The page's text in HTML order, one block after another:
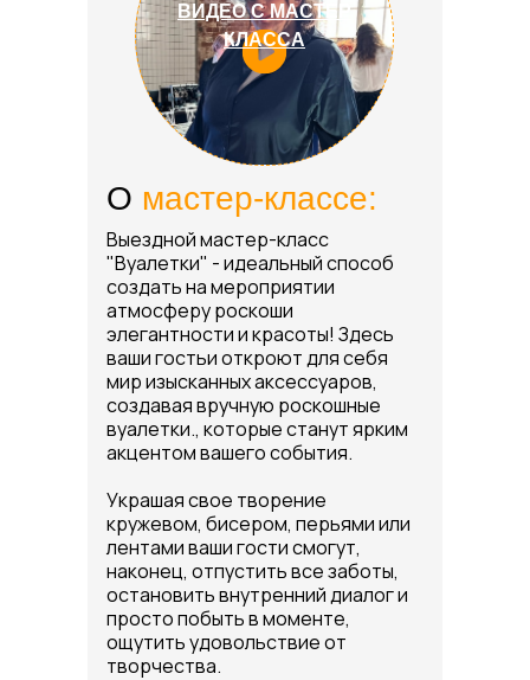
О мастер-классе:
Выездной мастер-класс
"Вуалетки" - идеальный способ
создать на мероприятии
атмосферу роскоши
элегантности и красоты! Здесь
ваши гостьи откроют для себя
мир изысканных аксессуаров,
создавая вручную роскошные
вуалетки., которые станут ярким
акцентом вашего события.
Украшая свое творение
кружевом, бисером, перьями или
лентами ваши гости смогут,
наконец, отпустить все заботы,
остановить внутренний диалог и
просто побыть в моменте,
ощутить удовольствие от
творчества.
ВИДЕО С МАСТЕР
КЛАССА